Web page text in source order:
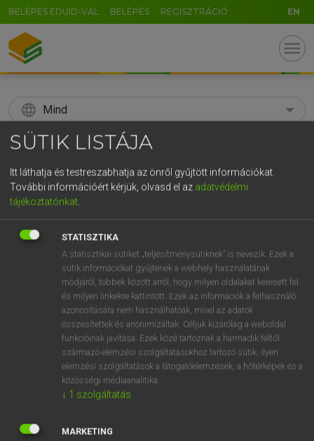
BELÉPÉS EDUID-VAL BELÉPÉS REGISZTRÁCIÓ EN
menu
language Mind
search
KERESÉS
Díjmentes angol szótár
academically hsz akadémikusan
⚲ academicallykeresése szótárainkban
DÍJMENTES ANGOL SZÓTÁR
academia
SÜTIK LISTÁJA
Itt láthatja és testreszabhatja az önről gyűjtött információkat.
További információért kérjük, olvasd el az adatvédelmi
tájékoztatónkat
STATISZTIKA
A statisztikai sütiket „teljesítménysütiknek” is nevezik. Ezek a
sütik információkat gyűjtenek a webhely használatának
módjáról, többek között arról, hogy milyen oldalakat keresett fel
és milyen linkekre kattintott. Ezek az információk a felhasználó
azonosítására nem használhatóak, mivel az adatok
összesítettek és anonimizáltak. Céljuk kizárólag a weboldal
funkcióinak javítása. Ezek közé tartoznak a harmadik féltől
származó elemzési szolgáltatásokhoz tartozó sütik; ilyen
elemzési szolgáltatások a látogatóelemzések, a hőtérképek és a
közösségi médiaanalitika.
↓ 1 szolgáltatás
MARKETING
GR
5 6 7 8 9 ö ü ó
r t z u i o p ő ú
k l ű
n m , . AltGr